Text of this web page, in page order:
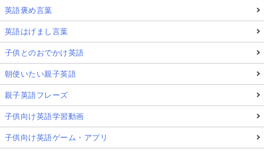
英語褒め言葉
英語はげまし言葉
子供とのおでかけ英語
朝使いたい親子英語
親子英語フレーズ
子供向け英語学習動画
子供向け英語ゲーム・アプリ